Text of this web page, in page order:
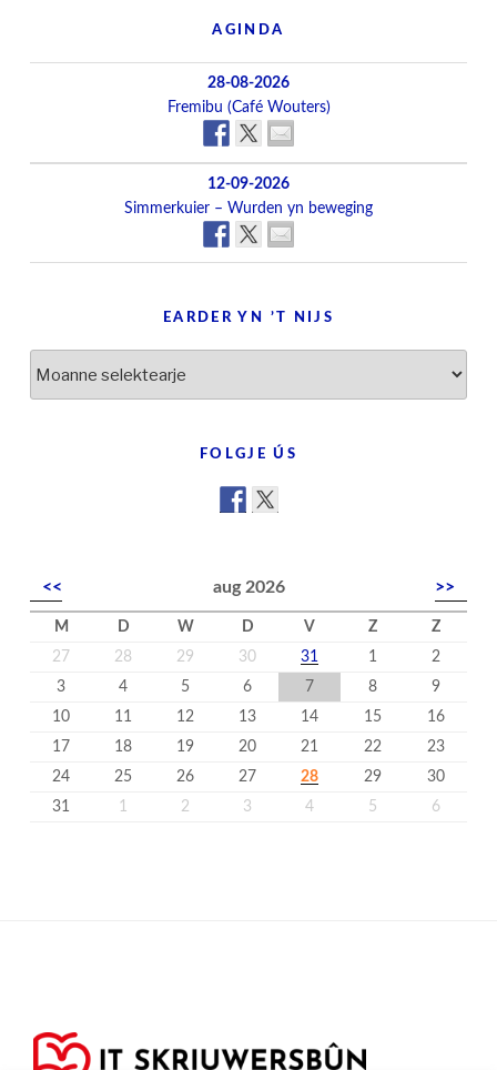
AGINDA
28-08-2026
Fremibu (Café Wouters)
12-09-2026
Simmerkuier – Wurden yn beweging
EARDER YN ’T NIJS
yn
FOLGJE ÚS
<< aug 2026 >>
M D W D V Z
Z
27
28 29 30 31 1
2
3
4 5 6 7 8
9
10
11 12 13 14 15
16
17
18 19 20 21 22
23
24
25 26 27 28 29
30
31
1 2 3 4 5 6